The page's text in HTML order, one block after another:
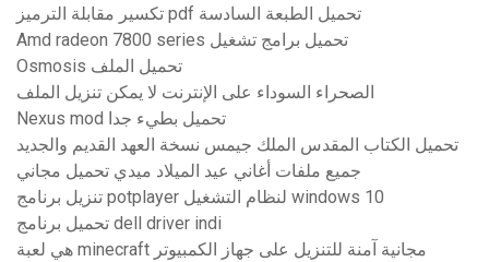
تكسير مقابلة الترميز pdf تحميل الطبعة السادسة
Amd radeon 7800 series تحميل برامج تشغيل
Osmosis تحميل الملف
الصحراء السوداء على الإنترنت لا يمكن تنزيل الملف
Nexus mod تحميل بطيء جدا
تحميل الكتاب المقدس الملك جيمس نسخة العهد القديم والجديد
جميع ملفات أغاني عيد الميلاد ميدي تحميل مجاني
تنزيل برنامج potplayer لنظام التشغيل windows 10
تحميل برنامج dell driver indi
هي لعبة minecraft مجانية آمنة للتنزيل على جهاز الكمبيوتر